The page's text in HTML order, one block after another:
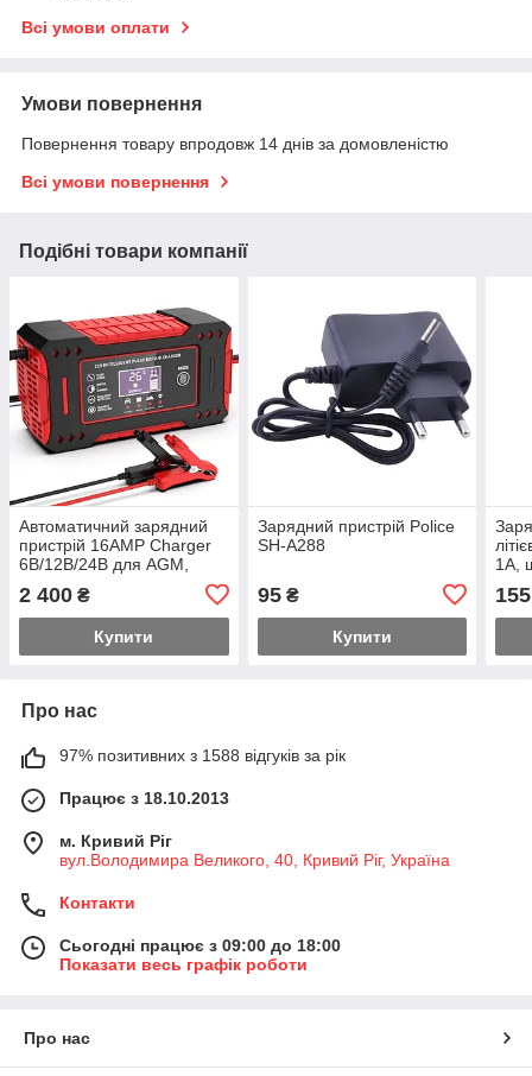
Всі умови оплати
Умови повернення
Повернення товару впродовж 14 днів за домовленістю
Всі умови повернення
Подібні товари компанії
Автоматичний зарядний
пристрій 16AMP Charger
6В/12В/24В для AGM,
2 400 ₴
Купити
Зарядний пристрій Police
SH-A288
95₴
Купити
1A,
155
Про нас
97% позитивних з 1588 відгуків за рік
Працює з 18.10.2013
м. Кривий Ріг
вул.Володимира Великого, 40, Кривий Ріг, Україна
Контакти
Сьогодні працює з 09:00 до 18:00
Показати весь графік роботи
Про нас